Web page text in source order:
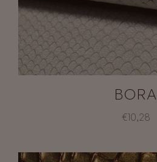
BORA
€10,28